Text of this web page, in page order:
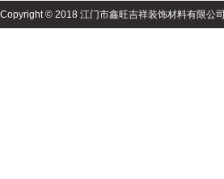
Copyright © 2018 江门市鑫旺吉祥装饰材料有限公司